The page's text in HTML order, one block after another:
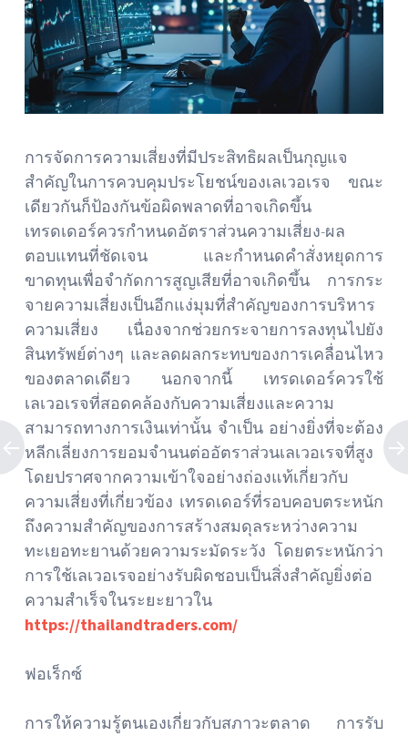
การจัดการความเสี่ยงที่มีประสิทธิผลเป็นกุญแจ
สำคัญในการควบคุมประโยชน์ของเลเวอเรจ ขณะ
เดียวกันก็ป้องกันข้อผิดพลาดที่อาจเกิดขึ้น
เทรดเดอร์ควรกำหนดอัตราส่วนความเสี่ยง-ผล
ตอบแทนที่ชัดเจน และกำหนดคำสั่งหยุดการ
ขาดทุนเพื่อจำกัดการสูญเสียที่อาจเกิดขึ้น การกระ
จายความเสี่ยงเป็นอีกแง่มุมที่สำคัญของการบริหาร
ความเสี่ยง เนื่องจากช่วยกระจายการลงทุนไปยัง
สินทรัพย์ต่างๆ และลดผลกระทบของการเคลื่อนไหว
ของตลาดเดียว นอกจากนี้ เทรดเดอร์ควรใช้
เลเวอเรจที่สอดคล้องกับความเสี่ยงและความ
สามารถทางการเงินเท่านั้น จำเป็น อย่างยิ่งที่จะต้อง
หลีกเลี่ยงการยอมจำนนต่ออัตราส่วนเลเวอเรจที่สูง
โดยปราศจากความเข้าใจอย่างถ่องแท้เกี่ยวกับ
ความเสี่ยงที่เกี่ยวข้อง เทรดเดอร์ที่รอบคอบตระหนัก
ถึงความสำคัญของการสร้างสมดุลระหว่างความ
ทะเยอทะยานด้วยความระมัดระวัง โดยตระหนักว่า
การใช้เลเวอเรจอย่างรับผิดชอบเป็นสิ่งสำคัญยิ่งต่อ
ความสำเร็จในระยะยาวใน
https://thailandtraders.com/
ฟอเร็กซ์
การให้ความรู้ตนเองเกี่ยวกับสภาวะตลาด การรับ